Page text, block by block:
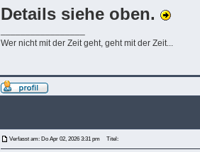
Details siehe oben.
Wer nicht mit der Zeit geht, geht mit der Zeit...
Verfasst am: Do Apr 02, 2026 3:31 pm Titel: